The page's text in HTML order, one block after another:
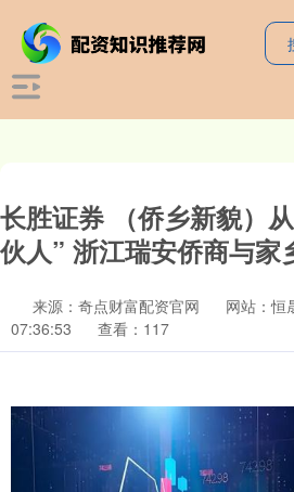
长胜证券 （侨乡新貌）
伙人” 浙江瑞安侨商与家
来源：奇点财富配资官网 网站：恒
07:36:53
查看：117